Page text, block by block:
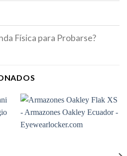
Física para Probarse?